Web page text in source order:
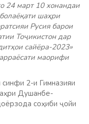
24 март 10 хонандаи
шаҳри
Русия барои
Тоҷикистон дар
сайёра-2023»
маорифи
2-и Гимназияи
Душанбе-
соҳиби ҷойи